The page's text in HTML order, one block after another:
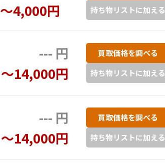
～4,000円
持ち物リストに加える
--- 円
～14,000円
買取価格を調べる
持ち物リストに加える
--- 円
～14,000円
買取価格を調べる
持ち物リストに加える